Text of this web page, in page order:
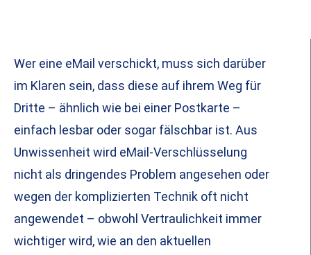
Wer eine eMail verschickt, muss sich darüber
im Klaren sein, dass diese auf ihrem Weg für
Dritte – ähnlich wie bei einer Postkarte –
einfach lesbar oder sogar fälschbar ist. Aus
Unwissenheit wird eMail-Verschlüsselung
nicht als dringendes Problem angesehen oder
wegen der komplizierten Technik oft nicht
angewendet – obwohl Vertraulichkeit immer
wichtiger wird, wie an den aktuellen